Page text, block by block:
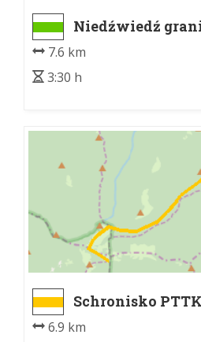
Niedźwiedź
Schronisko
7.6 km
3:30 h
Schronisko
6.9 km